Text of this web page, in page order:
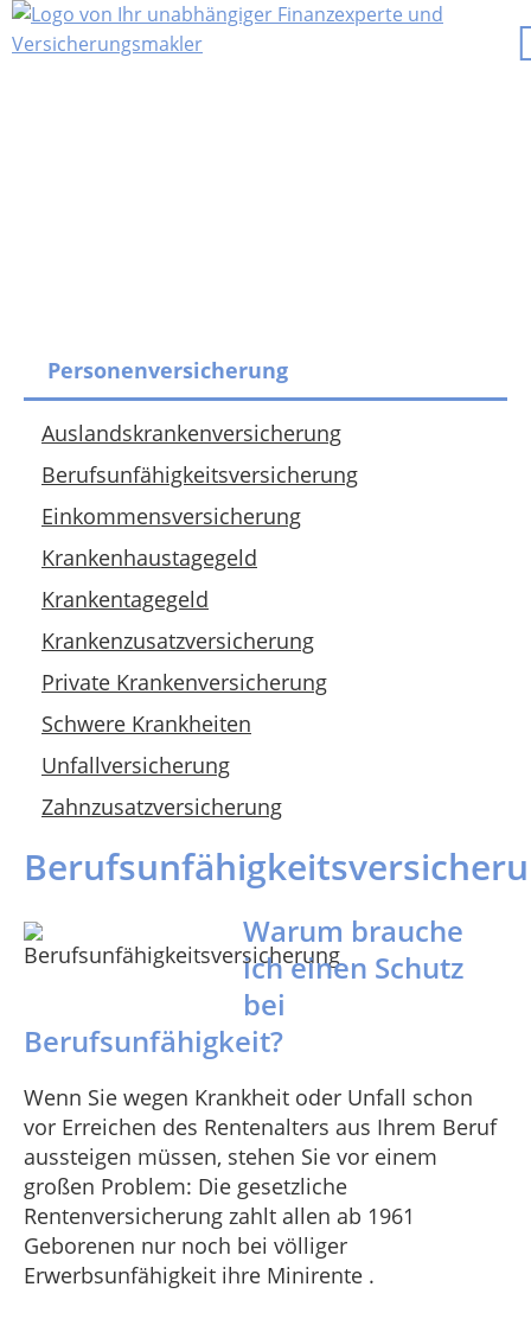
Personenversicherung
Auslandskrankenversicherung
Berufsunfähigkeitsversicherung
Einkommensversicherung
Krankenhaustagegeld
Krankentagegeld
Krankenzusatzversicherung
Private Krankenversicherung
Schwere Krankheiten
Unfallversicherung
Zahnzusatzversicherung
Warum brauche
ich einen Schutz
bei
Berufsunfähigkeit?
Wenn Sie wegen Krankheit oder Unfall schon
vor Erreichen des Rentenalters aus Ihrem Beruf
aussteigen müssen, stehen Sie vor einem
großen Problem: Die gesetzliche
Rentenversicherung zahlt allen ab 1961
Geborenen nur noch bei völliger
Erwerbsunfähigkeit ihre Minirente .